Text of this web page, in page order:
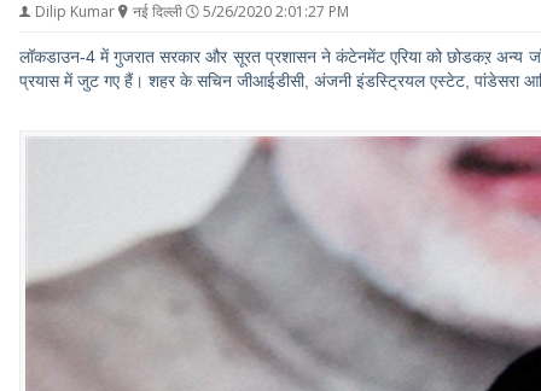
Dilip Kumar नई दिल्ली 5/26/2020 2:01:27 PM
लॉकडाउन-4 में गुजरात सरकार और सूरत प्रशासन ने कंटेनमेंट एरिया को छोडकऱ
प्रयास में जुट गए हैं। शहर के सचिन जीआईडीसी, अंजनी इंडस्ट्रियल एस्टेट, पांडेसरा